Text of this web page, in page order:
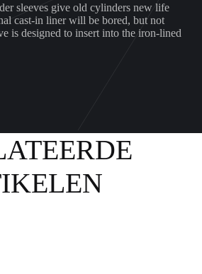
sleeves give old cylinders new life
cast-in liner will be bored, but not
is designed to insert into the iron-lined